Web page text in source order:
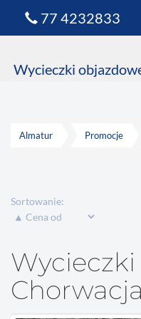
Wycieczki
Almatur Promocje
Sortowanie:
Chorwacja
77 4232833